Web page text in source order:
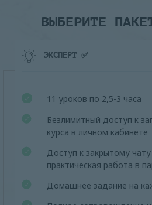
ВЫБЕРИТЕ
ЭКСПЕРТ ✅
11 уроков по 2,5-3 часа
Безлимитный доступ к
курса в личном кабинете
Доступ к закрытому чату
практическая работа в
Домашнее задание на